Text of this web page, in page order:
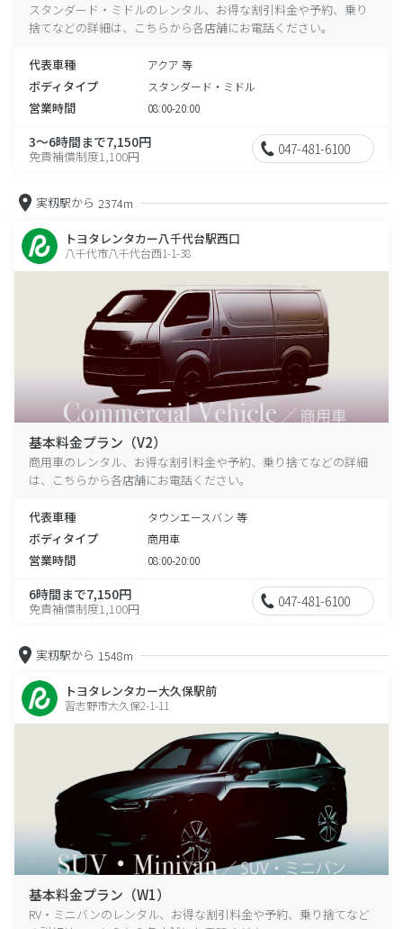
スタンダード・ミドルのレンタル、お得な割引料金や予約、乗り
捨てなどの詳細は、こちらから各店舗にお電話ください。
代表車種 アクア 等
ボディタイプ スタンダード・ミドル
営業時間 08:00-20:00
3～6時間まで7,150円
免責補償制度1,100円 047-481-6100
実籾駅から 2374m
トヨタレンタカー八千代台駅西口
八千代市八千代台西1-1-38
基本料金プラン（V2）
商用車のレンタル、お得な割引料金や予約、乗り捨てなどの詳細
は、こちらから各店舗にお電話ください。
代表車種 タウンエースバン 等
ボディタイプ 商用車
営業時間 08:00-20:00
6時間まで7,150円
免責補償制度1,100円 047-481-6100
実籾駅から 1548m
トヨタレンタカー大久保駅前
習志野市大久保2-1-11
基本料金プラン（W1）
RV・ミニバンのレンタル、お得な割引料金や予約、乗り捨てなど